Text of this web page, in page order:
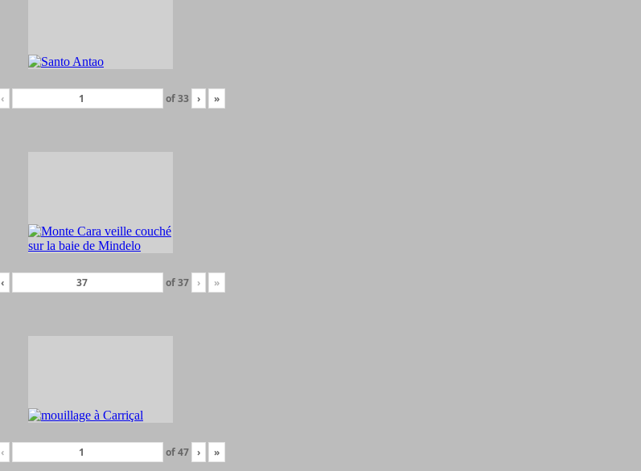
‹ of33 › »
‹ of37 › »
‹ of47 › »